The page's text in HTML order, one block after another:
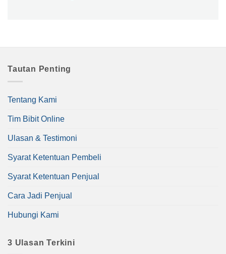
Tautan Penting
Tentang Kami
Tim Bibit Online
Ulasan & Testimoni
Syarat Ketentuan Pembeli
Syarat Ketentuan Penjual
Cara Jadi Penjual
Hubungi Kami
3 Ulasan Terkini